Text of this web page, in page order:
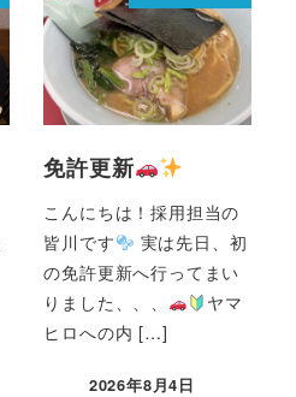
免許更新
こんにちは！採用担当の
皆川です
実は先日、初
の免許更新へ行ってまい
りました、、、
ヤマ
ヒロへの内 […]
2026年8月4日